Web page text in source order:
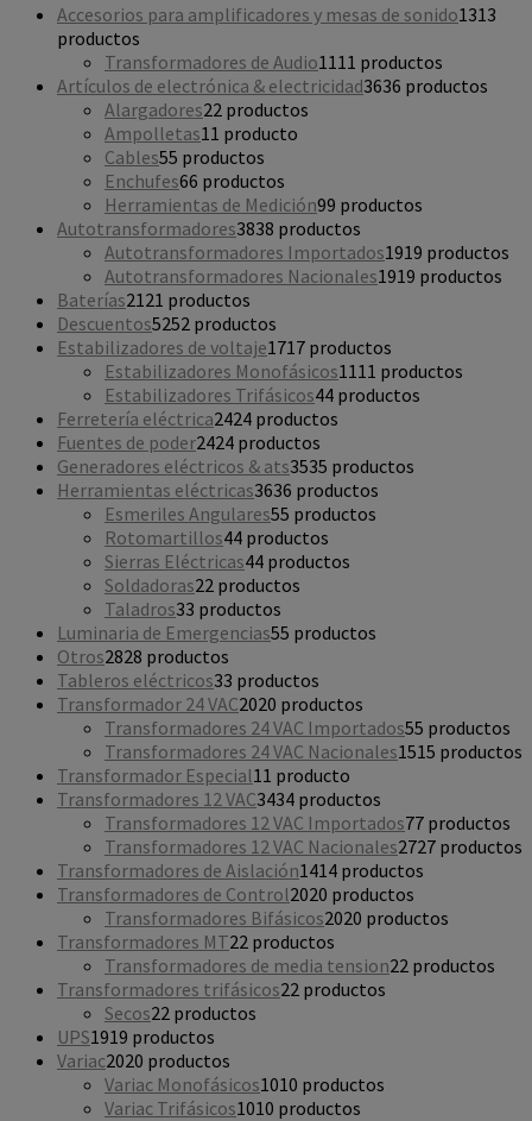
Accesorios para amplificadores y mesas de sonido1313
productos
Transformadores de Audio11 11 productos
Artículos de electrónica & electricidad3636 productos
Alargadores22 productos
Ampolletas1 1 producto
Cables55 productos
Enchufes66 productos
Herramientas de Medición99 productos
Autotransformadores3838 productos
Autotransformadores Importados1919 productos
Autotransformadores Nacionales1919 productos
Baterías21 21 productos
Descuentos5252 productos
Estabilizadores de voltaje1717 productos
Estabilizadores Monofásicos11 11 productos
Estabilizadores Trifásicos44 productos
Ferretería eléctrica2424 productos
Fuentes de poder2424 productos
Generadores eléctricos & ats3535 productos
Herramientas eléctricas3636 productos
Esmeriles Angulares55 productos
Rotomartillos44 productos
Sierras Eléctricas44 productos
Soldadoras22 productos
Taladros33 productos
Luminaria de Emergencias55 productos
Otros2828 productos
Tableros eléctricos33 productos
Transformador 24 VAC2020 productos
Transformadores 24 VAC Importados55 productos
Transformadores 24 VAC Nacionales1515 productos
Transformador Especial1 1 producto
Transformadores 12 VAC3434 productos
Transformadores 12 VAC Importados77 productos
Transformadores 12 VAC Nacionales2727 productos
Transformadores de Aislación1414 productos
Transformadores de Control2020 productos
Transformadores Bifásicos2020 productos
Transformadores MT22 productos
Transformadores de media tension22 productos
Transformadores trifásicos22 productos
Secos22 productos
UPS1919 productos
Variac2020 productos
Variac Monofásicos1010 productos
Variac Trifásicos1010 productos